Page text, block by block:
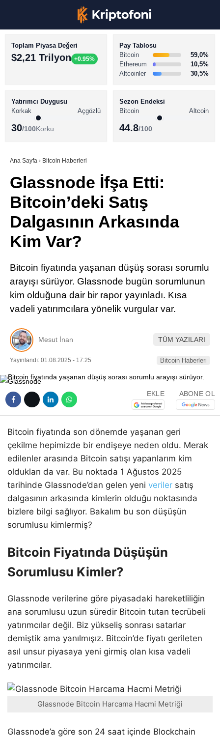
Youtube
TikTok
BİTCOİN HABERLERİ
ALTCOİN HABERLERİ
SÖZLÜK
Toplam Piyasa Değeri
$2,21 Trilyon +0.95%
Pay Tablosu
Bitcoin
59,0%
Ethereum
10,5%
Altcoinler
30,5%
Yatırımcı Duygusu
Korkak
Açgözlü
30/100Korku
Sezon Endeksi
Bitcoin
Altcoin
44.8/100
Ana Sayfa › Bitcoin Haberleri
Glassnode İfşa Etti:
Bitcoin’deki Satış
Dalgasının Arkasında
Kim Var?
Bitcoin fiyatında yaşanan düşüş sorası sorumlu
arayışı sürüyor. Glassnode bugün sorumlunun
kim olduğuna dair bir rapor yayınladı. Kısa
vadeli yatırımcılara yönelik vurgular var.
Mesut İnan TÜM YAZILARI
Yayınlandı: 01.08.2025 - 17:25 Bitcoin Haberleri
EKLE ABONE OL
Bitcoin fiyatında son dönemde yaşanan geri
çekilme hepimizde bir endişeye neden oldu. Merak
edilenler arasında Bitcoin satışı yapanlarım kim
oldukları da var. Bu noktada 1 Ağustos 2025
tarihinde Glassnode’dan gelen yeni veriler satış
dalgasının arkasında kimlerin olduğu noktasında
bizlere bilgi sağlıyor. Bakalım bu son düşüşün
sorumlusu kimlermiş?
Bitcoin Fiyatında Düşüşün
Sorumlusu Kimler?
Glassnode verilerine göre piyasadaki hareketliliğin
ana sorumlusu uzun süredir Bitcoin tutan tecrübeli
yatırımcılar değil. Biz yükseliş sonrası satarlar
demiştik ama yanılmışız. Bitcoin’de fiyatı gerileten
asıl unsur piyasaya yeni girmiş olan kısa vadeli
yatırımcılar.
Glassnode Bitcoin Harcama Hacmi Metriği
Glassnode’a göre son 24 saat içinde Blockchain